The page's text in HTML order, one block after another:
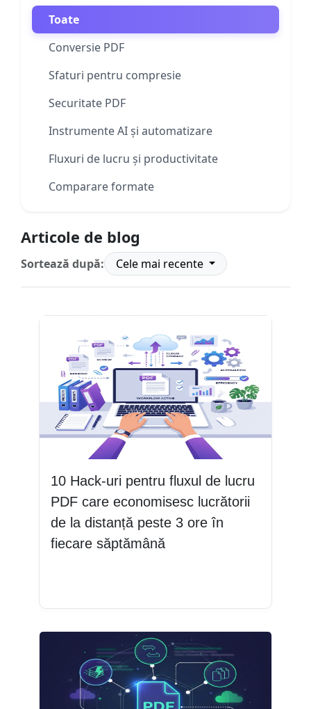
Toate
Conversie PDF
Sfaturi pentru compresie
Securitate PDF
Instrumente AI și automatizare
Fluxuri de lucru și productivitate
Comparare formate
Articole de blog
Sortează după: Cele mai recente
10 Hack-uri pentru fluxul de lucru
PDF care economisesc lucrătorii
de la distanță peste 3 ore în
fiecare săptămână